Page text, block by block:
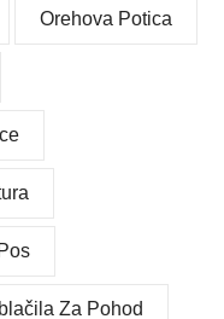
Orehova Potica
Pos
Za Pohod